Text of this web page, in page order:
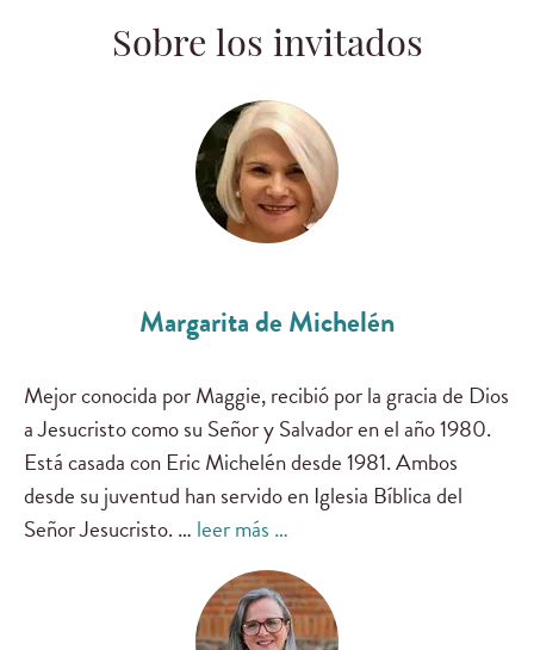
Sobre los invitados
Margarita de Michelén
Mejor conocida por Maggie, recibió por la gracia de Dios
a Jesucristo como su Señor y Salvador en el año 1980.
Está casada con Eric Michelén desde 1981. Ambos
desde su juventud han servido en Iglesia Bíblica del
Señor Jesucristo. … leer más …